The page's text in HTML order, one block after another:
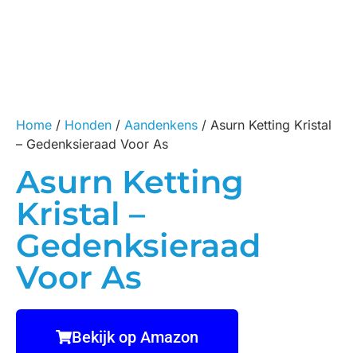
Home / Honden / Aandenkens / Asurn Ketting Kristal
– Gedenksieraad Voor As
Asurn Ketting
Kristal –
Gedenksieraad
Voor As
Bekijk op Amazon